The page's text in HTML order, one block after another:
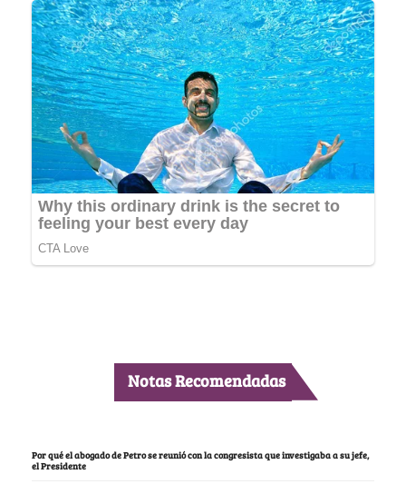
Notas Recomendadas
Por qué el abogado de Petro se reunió con la congresista que investigaba a su jefe,
el Presidente